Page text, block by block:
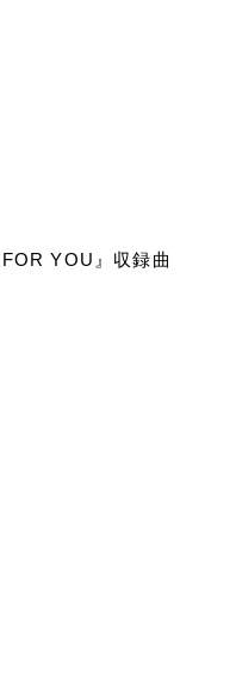
FOR YOU 』収録曲